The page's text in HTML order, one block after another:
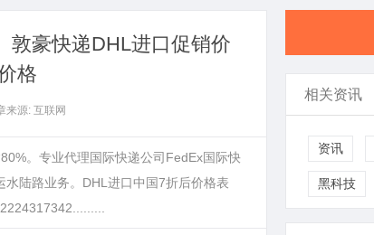
敦豪快递DHL进口促销价
格
来源: 互联网
。专业代理国际快递公司FedEx国际快
陆路业务。DHL进口中国7折后价格表
相关资讯
资讯
黑科技